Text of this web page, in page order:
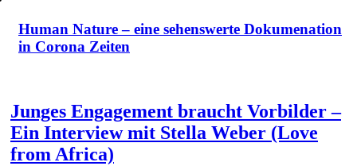
Human Nature – eine sehenswerte Dokumenation
in Corona Zeiten
Junges Engagement braucht Vorbilder –
Ein Interview mit Stella Weber (Love
from Africa)